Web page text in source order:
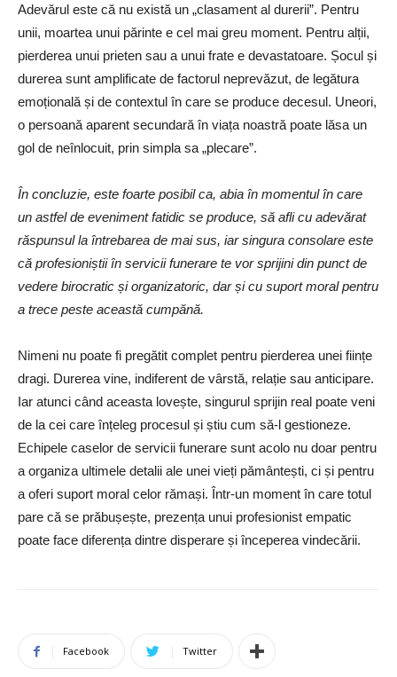
Adevărul este că nu există un „clasament al durerii”. Pentru
unii, moartea unui părinte e cel mai greu moment. Pentru alții,
pierderea unui prieten sau a unui frate e devastatoare. Șocul și
durerea sunt amplificate de factorul neprevăzut, de legătura
emoțională și de contextul în care se produce decesul. Uneori,
o persoană aparent secundară în viața noastră poate lăsa un
gol de neînlocuit, prin simpla sa „plecare”.
În concluzie, este foarte posibil ca, abia în momentul în care
un astfel de eveniment fatidic se produce, să afli cu adevărat
răspunsul la întrebarea de mai sus, iar singura consolare este
că profesioniștii în servicii funerare te vor sprijini din punct de
vedere birocratic și organizatoric, dar și cu suport moral pentru
a trece peste această cumpănă.
Nimeni nu poate fi pregătit complet pentru pierderea unei ființe
dragi. Durerea vine, indiferent de vârstă, relație sau anticipare.
Iar atunci când aceasta lovește, singurul sprijin real poate veni
de la cei care înțeleg procesul și știu cum să-l gestioneze.
Echipele caselor de servicii funerare sunt acolo nu doar pentru
a organiza ultimele detalii ale unei vieți pământești, ci și pentru
a oferi suport moral celor rămași. Într-un moment în care totul
pare că se prăbușește, prezența unui profesionist empatic
poate face diferența dintre disperare și începerea vindecării.
Facebook Twitter